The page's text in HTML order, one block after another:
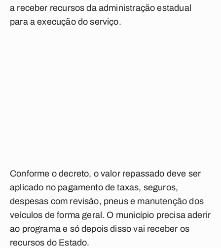
a receber recursos da administração estadual
para a execução do serviço.
Conforme o decreto, o valor repassado deve ser
aplicado no pagamento de taxas, seguros,
despesas com revisão, pneus e manutenção dos
veículos de forma geral. O município precisa aderir
ao programa e só depois disso vai receber os
recursos do Estado.